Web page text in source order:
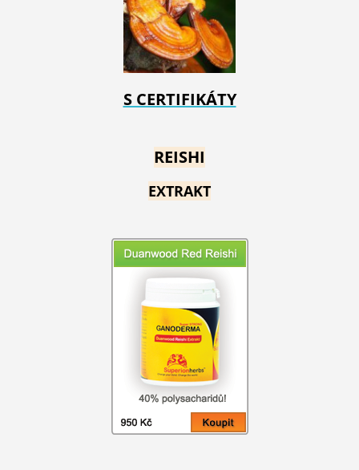
S CERTIFIKÁTY
REISHI
EXTRAKT